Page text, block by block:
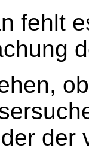
fehlt
der